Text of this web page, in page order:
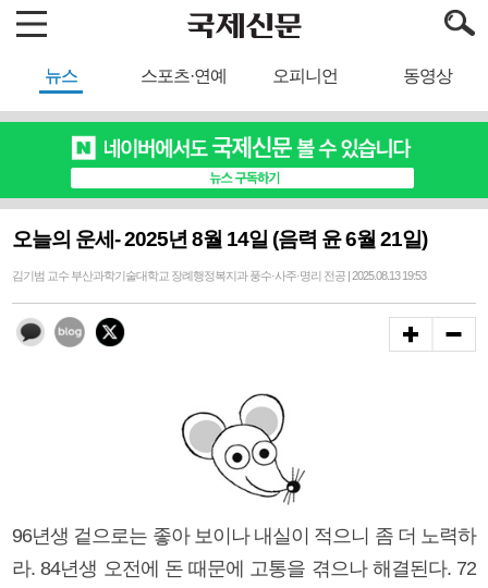
뉴스 스포츠·연예 오피니언 동영상
오늘의 운세- 2025년 8월 14일 (음력 윤 6월 21일)
김기범 교수 부산과학기술대학교 장례행정복지과 풍수·사주·명리 전공 | 2025.08.13 19:53
96년생 겉으로는 좋아 보이나 내실이 적으니 좀 더 노력하
라. 84년생 오전에 돈 때문에 고통을 겪으나 해결된다. 72